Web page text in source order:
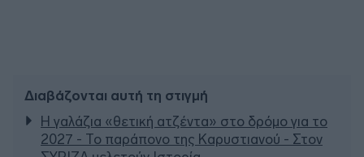
Διαβάζονται αυτή τη στιγμή
Η γαλάζια «θετική ατζέντα» στο δρόμο για το
2027 - Το παράπονο της Καρυστιανού - Στον